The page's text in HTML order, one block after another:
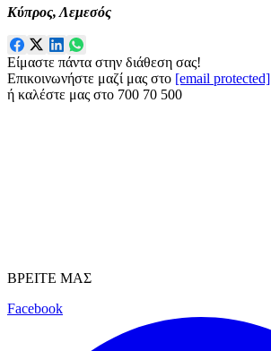
Κύπρος, Λεμεσός
Είμαστε πάντα στην διάθεση σας!
Επικοινωνήστε μαζί μας στο [email protected]
ή καλέστε μας στο 700 70 500
ΒΡΕΙΤΕ ΜΑΣ
Facebook